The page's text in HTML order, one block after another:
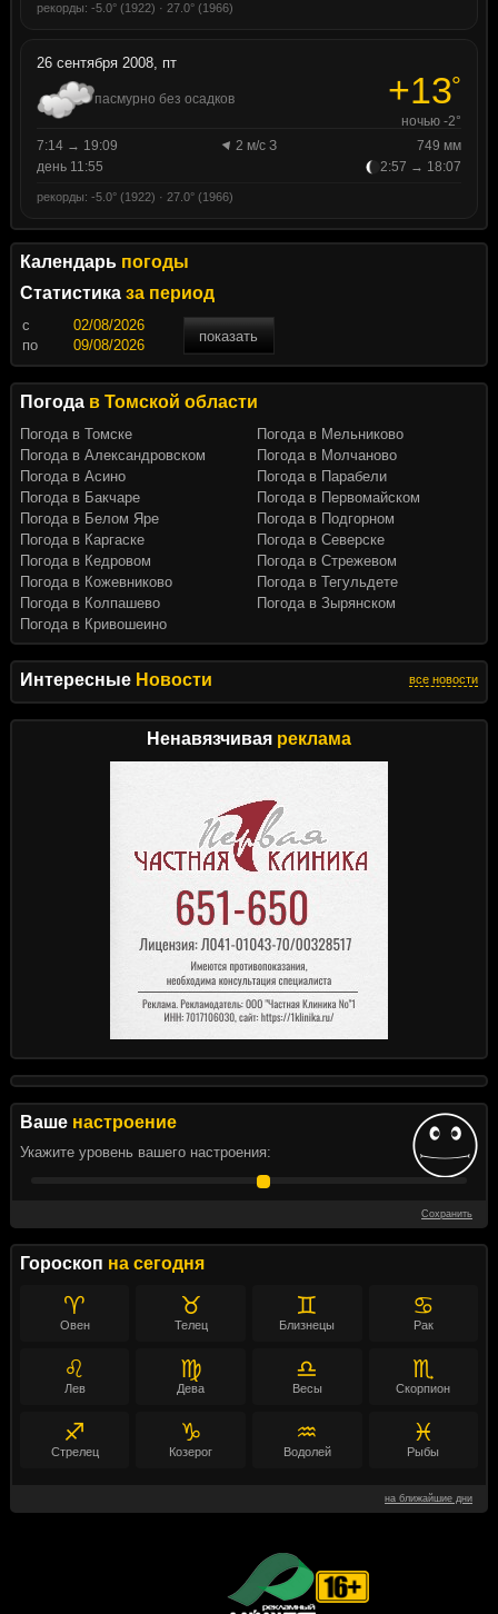
Интересные Новости все новости
Ненавязчивая реклама
Ваше настроение
Укажите уровень вашего настроения:
Сохранить
Гороскоп на сегодня
♈
Овен
♉
Телец
♊
Близнецы
♋
Рак
♌
Лев
♍
Дева
♎
Весы
♏
Скорпион
♐
Стрелец
♑
Козерог
♒
Водолей
♓
Рыбы
на ближайшие дни
рекорды: -5.0° (1922) · 27.0° (1966)
26 сентября 2008, пт
пасмурно без осадков +13°
ночью -2°
7:14 → 19:09
2 м/с З
749 мм
день 11:55
2:57 → 18:07
рекорды: -5.0° (1922) · 27.0° (1966)
Календарь погоды
Статистика за период
c
показать
по
Погода в Томской области
Погода в Томске
Погода в Александровском
Погода в Асино
Погода в Бакчаре
Погода в Белом Яре
Погода в Каргаске
Погода в Кедровом
Погода в Кожевниково
Погода в Колпашево
Погода в Кривошеино
Погода в Мельниково
Погода в Молчаново
Погода в Парабели
Погода в Первомайском
Погода в Подгорном
Погода в Северске
Погода в Стрежевом
Погода в Тегульдете
Погода в Зырянском